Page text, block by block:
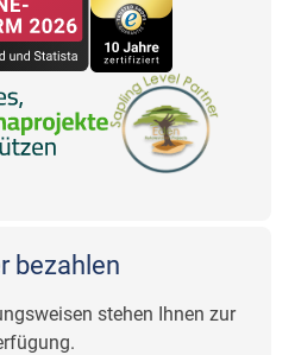
bezahlen
stehen Ihnen zur